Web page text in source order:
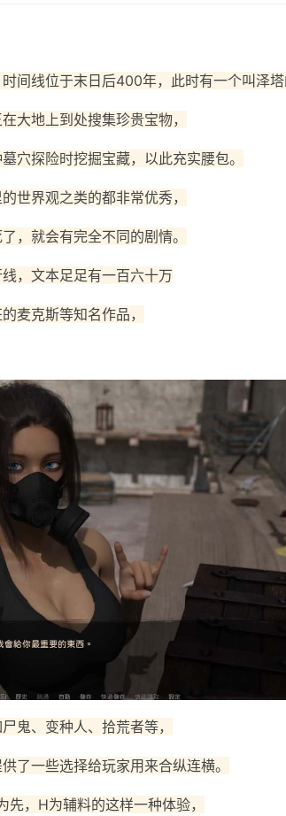
间线位于末日后400年，此时有一个叫泽
大地上到处搜集珍贵宝物，
穴探险时挖掘宝藏，以此充实腰包。
世界观之类的都非常优秀，
，就会有完全不同的剧情。
，文本足足有一百六十万
麦克斯等知名作品，
鬼、变种人、拾荒者等，
了一些选择给玩家用来合纵连横。
，H为辅料的这样一种体验，